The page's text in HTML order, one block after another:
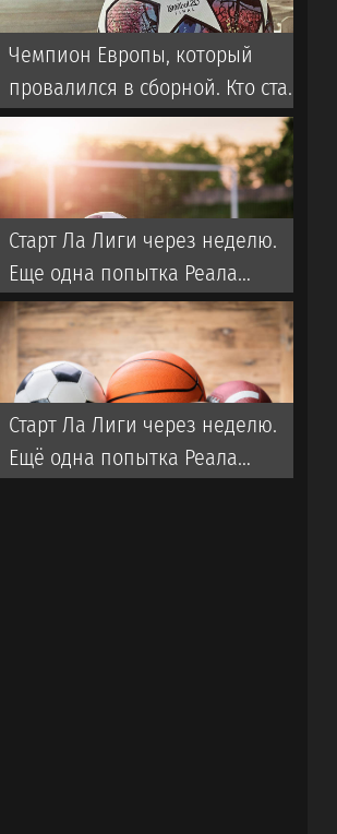
Чемпион Европы, который
провалился в сборной. Кто стал
новым тренером Казахстана?
Старт Ла Лиги через неделю.
Еще одна попытка Реала
забрать титул у Флика
Старт Ла Лиги через неделю.
Ещё одна попытка Реала